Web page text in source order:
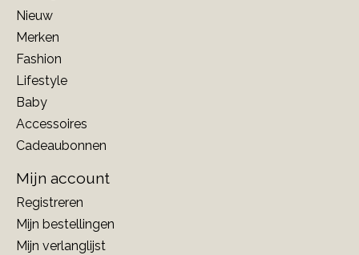
Nieuw
Merken
Fashion
Lifestyle
Baby
Accessoires
Cadeaubonnen
Mijn account
Registreren
Mijn bestellingen
Mijn verlanglijst